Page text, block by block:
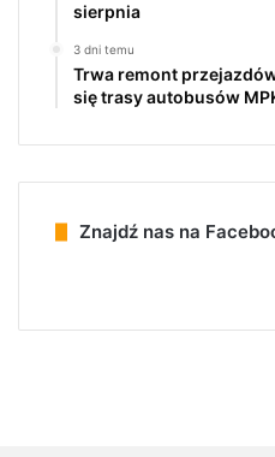
sierpnia
3 dni temu
Trwa remont
się trasy autobusów
Znajdź nas na